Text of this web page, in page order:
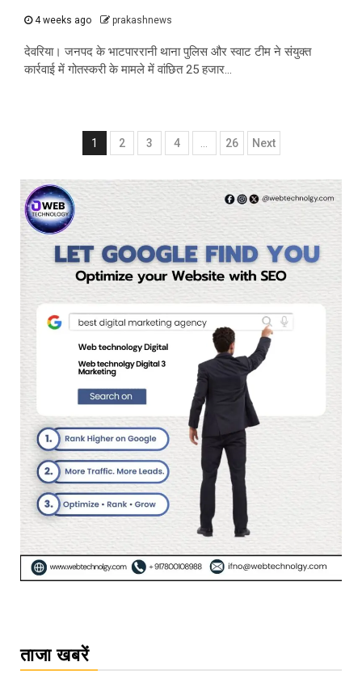
4 weeks ago prakashnews
देवरिया। जनपद के भाटपाररानी थाना पुलिस और स्वाट टीम ने संयुक्त
कार्रवाई में गोतस्करी के मामले में वांछित 25 हजार...
Posts
1 2 3 4 26 Next
ताजा खबरें